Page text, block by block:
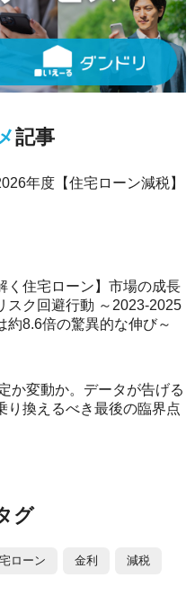
記事
年度【住宅ローン減税】
く住宅ローン】市場の成長
スク回避行動 ～2023-2025
約8.6倍の驚異的な伸び～
か変動か。データが告げる
り換えるべき最後の臨界点
グ
ローン 金利 減税